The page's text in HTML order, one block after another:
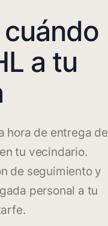
a tu
hora de entrega de
tu vecindario.
de seguimiento y
personal a tu